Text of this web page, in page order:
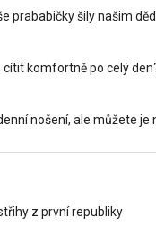
prababičky šily našim
komfortně po celý
nošení, ale můžete
z první republiky